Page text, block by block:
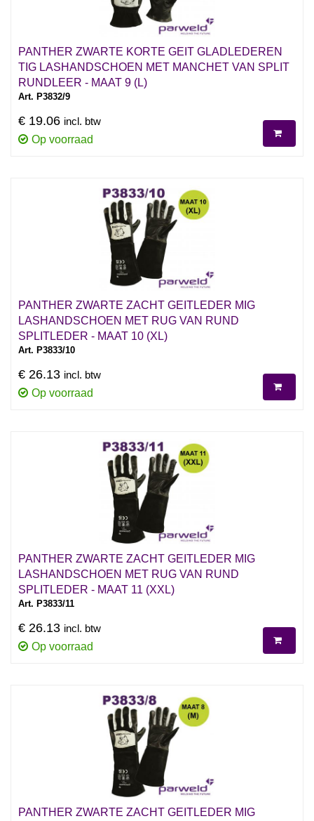
PANTHER ZWARTE KORTE GEIT GLADLEDEREN
TIG LASHANDSCHOEN MET MANCHET VAN SPLIT
RUNDLEER - MAAT 9 (L)
Art. P3832/9
€ 19.06 incl. btw
Op voorraad
PANTHER ZWARTE ZACHT GEITLEDER MIG
LASHANDSCHOEN MET RUG VAN RUND
SPLITLEDER - MAAT 10 (XL)
Art. P3833/10
€ 26.13 incl. btw
Op voorraad
PANTHER ZWARTE ZACHT GEITLEDER MIG
LASHANDSCHOEN MET RUG VAN RUND
SPLITLEDER - MAAT 11 (XXL)
Art. P3833/11
€ 26.13 incl. btw
Op voorraad
PANTHER ZWARTE ZACHT GEITLEDER MIG